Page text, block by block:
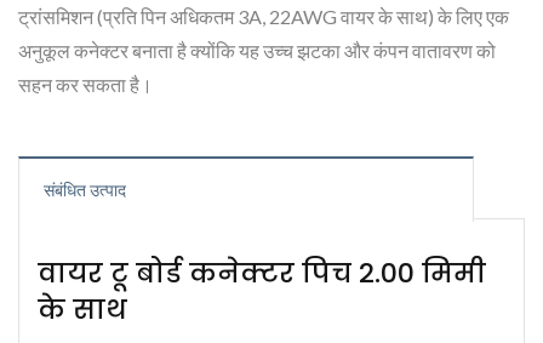
ट्रांसमिशन (प्रति पिन अधिकतम 3A, 22AWG वायर के साथ) के लिए एक
अनुकूल कनेक्टर बनाता है क्योंकि यह उच्च झटका और कंपन वातावरण को
सहन कर सकता है।
संबंधित उत्पाद
वायर टू बोर्ड कनेक्टर पिच 2.00 मिमी
के साथ